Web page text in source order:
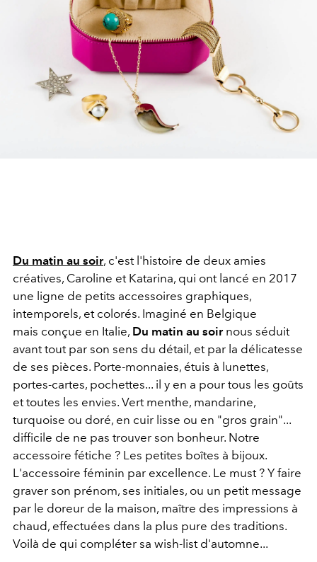
Du matin au soir, c'est l'histoire de deux amies
créatives, Caroline et Katarina, qui ont lancé en 2017
une ligne de petits accessoires graphiques,
intemporels, et colorés. Imaginé en Belgique
mais conçue en Italie, Du matin au soirnous séduit
avant tout par son sens du détail, et par la délicatesse
de ses pièces. Porte-monnaies, étuis à lunettes,
portes-cartes, pochettes... il y en a pour tous les goûts
et toutes les envies. Vert menthe, mandarine,
turquoise ou doré, en cuir lisse ou en "gros grain"...
difficile de ne pas trouver son bonheur. Notre
accessoire fétiche ? Les petites boîtes à bijoux.
L'accessoire féminin par excellence. Le must ? Y faire
graver son prénom, ses initiales, ou un petit message
par le doreur de la maison, maître des impressions à
chaud, effectuées dans la plus pure des traditions.
Voilà de qui compléter sa wish-list d'automne...